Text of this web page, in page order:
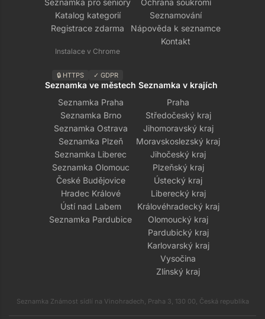
Seznamka pro seniory
Katalog kategorií
Registrace zdarma
Instalace v Chrome
🔒 HTTPS ✓ GDPR
Ochrana soukromí
Seznamování
Nápověda k seznamce
Kontakt
Seznamka ve městech
Seznamka Praha
Seznamka Brno
Seznamka Ostrava
Seznamka Plzeň
Seznamka Liberec
Seznamka Olomouc
České Budějovice
Hradec Králové
Ústí nad Labem
Seznamka Pardubice
Seznamka v krajích
Praha
Středočeský kraj
Jihomoravský kraj
Moravskoslezský kraj
Jihočeský kraj
Plzeňský kraj
Ústecký kraj
Liberecký kraj
Královéhradecký kraj
Olomoucký kraj
Pardubický kraj
Karlovarský kraj
Vysočina
Zlínský kraj
Seznamka Známost sídlí na Vinohradech, Praha 3, 130 00, Česká republika